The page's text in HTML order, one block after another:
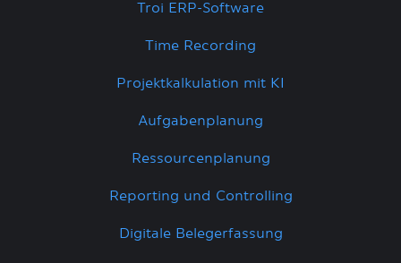
Troi ERP-Software
Time Recording
Projektkalkulation mit KI
Aufgabenplanung
Ressourcenplanung
Reporting und Controlling
Digitale Belegerfassung